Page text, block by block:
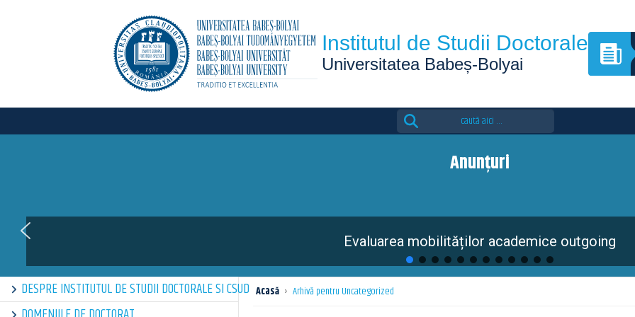
Institutul de Studii Doctorale
Universitatea Babeș-Bolyai
Search
for:
Anunțuri
mobilităților academice outgoing
DESPRE INSTITUTUL DE STUDII DOCTORALE SI CSUD Acasă › Arhivă pentru Uncategorized